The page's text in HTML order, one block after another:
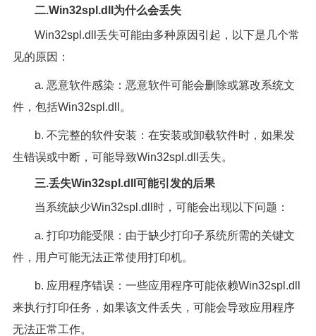
二.Win32spl.dll为什么会丢失
Win32spl.dll丢失可能由多种原因引起，以下是几个常
见的原因：
a. 恶意软件感染：恶意软件可能会删除或篡改系统文
件，包括Win32spl.dll。
b. 不完整的软件安装：在安装或卸载软件时，如果发
生错误或中断，可能导致Win32spl.dll丢失。
三.丢失Win32spl.dll可能引发的后果
当系统缺少Win32spl.dll时，可能会出现以下问题：
a. 打印功能受限：由于缺少打印子系统所需的关键文
件，用户可能无法正常使用打印机。
b. 应用程序错误：一些应用程序可能依赖Win32spl.dll
来执行打印任务，如果该文件丢失，可能会导致应用程序
无法正常工作。